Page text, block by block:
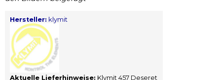
Hersteller: klymit
Aktuelle Lieferhinweise: Klymit 457 Deseret